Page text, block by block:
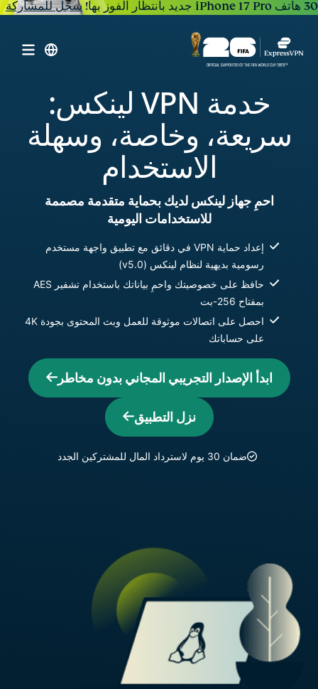
30 هاتف iPhone 17 Pro جديد بانتظار الفوز بها! سجّل للمشاركة
خدمة VPN لينكس:
سريعة، وخاصة، وسهلة
الاستخدام
احمِ جهاز لينكس لديك بحماية متقدمة مصممة
للاستخدامات اليومية
إعداد حماية VPN في دقائق مع تطبيق واجهة مستخدم
رسومية بديهية لنظام لينكس (v5.0)
حافظ على خصوصيتك واحمِ بياناتك باستخدام تشفير AES
بمفتاح 256-بت
احصل على اتصالات موثوقة للعمل وبث المحتوى بجودة 4K
على حساباتك
ابدأ الإصدار التجريبي المجاني بدون مخاطر
نزل التطبيق
ضمان 30 يوم لاسترداد المال للمشتركين الجدد